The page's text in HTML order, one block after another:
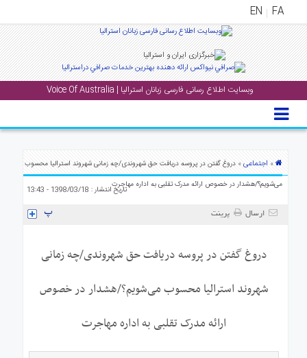
FA
EN
وبسایت اطلاع رسانی فارسی زبانان استرالیا | Voice Of Australia
منوی
اصلی
درباره
» اجتماعی» دروغ گفتن در پروسه دریافت حق شهروندی/چه زمانی شهروند استرالیا محسوب
می‌شویم؟/هشدار در خصوص ارائه مدرک تقلبی به اداره مهاجرتتاریخ انتشار : 1398/03/18 - 13:43
ارسال پرینت
دروغ گفتن در پروسه دریافت حق شهروندی/چه زمانی
شهروند استرالیا محسوب می‌شویم؟/هشدار در خصوص
ارائه مدرک تقلبی به اداره مهاجرت